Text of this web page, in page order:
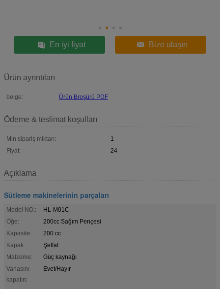
En iyi fiyat Bize ulaşın
Ürün ayrıntıları
belge: Ürün Broşürü PDF
Ödeme & teslimat koşulları
Min sipariş miktarı:
1
Fiyat:
24
Açıklama
Sütleme makinelerinin parçaları
Model NO.:
HL-M01C
Öğe:
200cc Sağım Pençesi
Kapasite:
200 cc
Kapak:
Şeffaf
Malzeme:
Güç kaynağı
Vanasını
kapatın:
Evet/Hayır